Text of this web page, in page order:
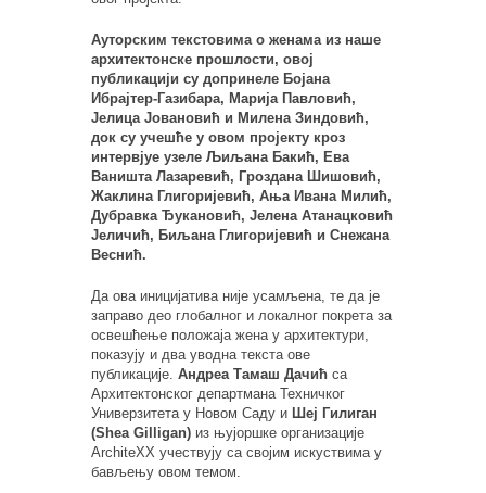
Ауторским текстовима о женама из наше
архитектонске прошлости, овој
публикацији су допринеле Бојана
Ибрајтер-Газибара, Марија Павловић,
Јелица Јовановић и Милена Зиндовић,
док су учешће у овом пројекту кроз
интервјуе узеле Љиљана Бакић, Ева
Ваништа Лазаревић, Гроздана Шишовић,
Жаклина Глигоријевић, Ања Ивана Милић,
Дубравка Ђукановић, Јелена Атанацковић
Јеличић, Биљана Глигоријевић и Снежана
Веснић.
Да ова иницијатива није усамљена, те да је
заправо део глобалног и локалног покрета за
освешћење положаја жена у архитектури,
показују и два уводна текста ове
публикације. Андреа Тамаш Дачић са
Архитектонског департмана Техничког
Универзитета у Новом Саду и Шеј Гилиган
(Shea Gilligan) из њујоршке организације
ArchiteXX учествују са својим искуствима у
бављењу овом темом.